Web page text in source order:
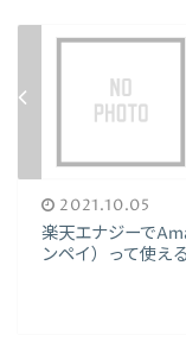
2021.10.05
楽天エナジーで
ンペイ）って使え